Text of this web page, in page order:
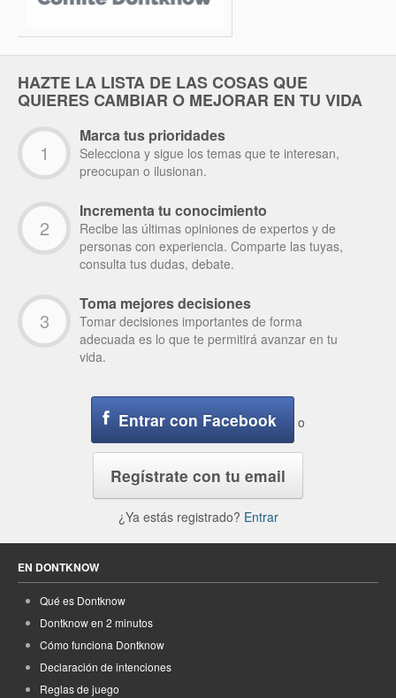
HAZTE LA LISTA DE LAS COSAS QUE
QUIERES CAMBIAR O MEJORAR EN TU VIDA
1
Marca tus prioridades
Selecciona y sigue los temas que te interesan,
preocupan o ilusionan.
2
Incrementa tu conocimiento
Recibe las últimas opiniones de expertos y de
personas con experiencia. Comparte las tuyas,
consulta tus dudas, debate.
3
Toma mejores decisiones
Tomar decisiones importantes de forma
adecuada es lo que te permitirá avanzar en tu
vida.
Entrar con Facebook o
Regístrate con tu email
¿Ya estás registrado? Entrar
EN DONTKNOW
Qué es Dontknow
Dontknow en 2 minutos
Cómo funciona Dontknow
Declaración de intenciones
Reglas de juego